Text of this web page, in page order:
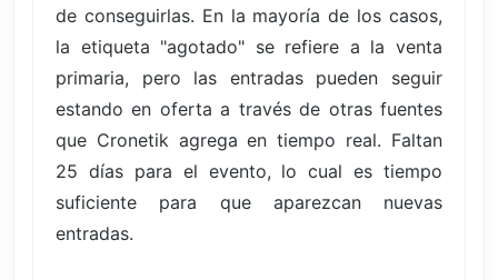
de conseguirlas. En la mayoría de los casos,
la etiqueta "agotado" se refiere a la venta
primaria, pero las entradas pueden seguir
estando en oferta a través de otras fuentes
que Cronetik agrega en tiempo real. Faltan
25 días para el evento, lo cual es tiempo
suficiente para que aparezcan nuevas
entradas.